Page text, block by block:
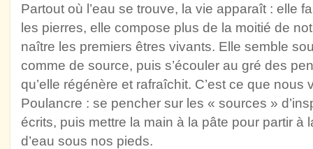
Partout où l’eau se trouve, la vie apparaît : elle
les pierres, elle compose plus de la moitié de
naître les premiers êtres vivants. Elle semble
comme de source, puis s’écouler au gré des
qu’elle régénère et rafraîchit. C’est ce que
Poulancre : se pencher sur les « sources »
écrits, puis mettre la main à la pâte pour partir à
d’eau sous nos pieds.